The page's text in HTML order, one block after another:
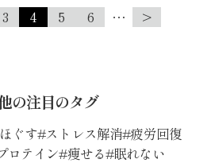
3 4 5 6 … >
の注目のタグ
ぐす ストレス解消 疲労回復
ロテイン 痩せる 眠れない